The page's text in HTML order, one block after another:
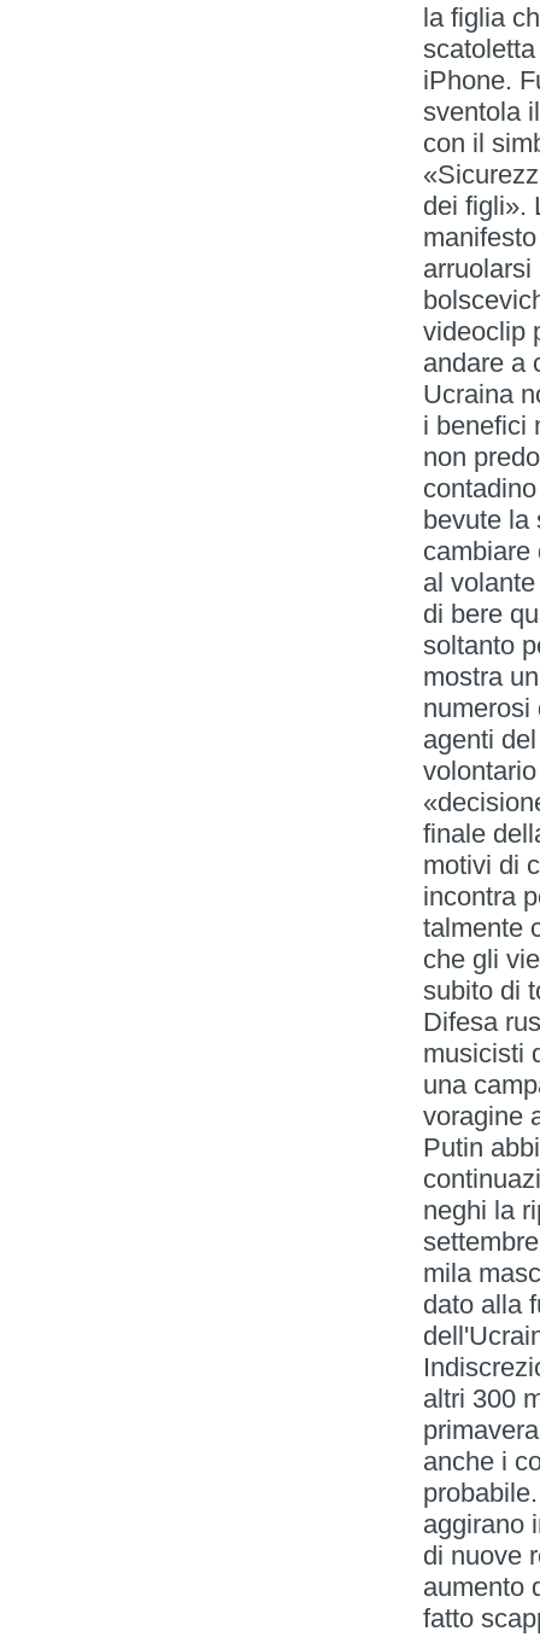
la figlia
iPhone.
sventola
con il
dei figli».
videoclip
andare a
Ucraina
i benefici
non
bevute la
cambiare
al
di bere
soltanto
mostra
numerosi
agenti
finale
motivi di
incontra
talmente
che gli
subito di
Difesa
musicisti
una
voragine
Putin
neghi la
mila
dato alla
altri 300
anche i
aggirano
di nuove
aumento
fatto